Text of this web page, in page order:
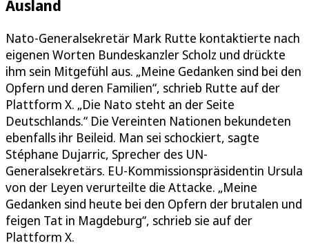
Ausland
Nato-Generalsekretär Mark Rutte kontaktierte nach
eigenen Worten Bundeskanzler Scholz und drückte
ihm sein Mitgefühl aus. „Meine Gedanken sind bei den
Opfern und deren Familien“, schrieb Rutte auf der
Plattform X. „Die Nato steht an der Seite
Deutschlands.“ Die Vereinten Nationen bekundeten
ebenfalls ihr Beileid. Man sei schockiert, sagte
Stéphane Dujarric, Sprecher des UN-
Generalsekretärs. EU-Kommissionspräsidentin Ursula
von der Leyen verurteilte die Attacke. „Meine
Gedanken sind heute bei den Opfern der brutalen und
feigen Tat in Magdeburg“, schrieb sie auf der
Plattform X.